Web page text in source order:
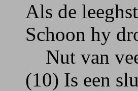
Als de
Schoon hy
Nut van
(10) Is een